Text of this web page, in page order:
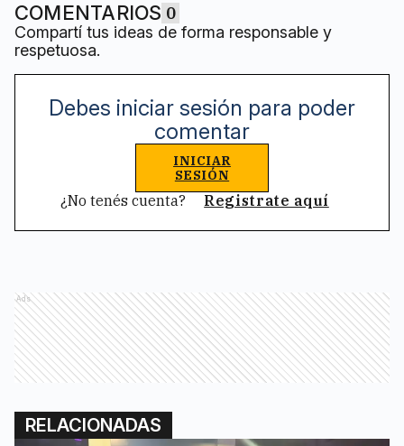
COMENTARIOS 0
Compartí tus ideas de forma responsable y
respetuosa.
Debes iniciar sesión para poder
comentar
INICIAR
SESIÓN
¿No tenés cuenta? Registrate aquí
Ads
RELACIONADAS